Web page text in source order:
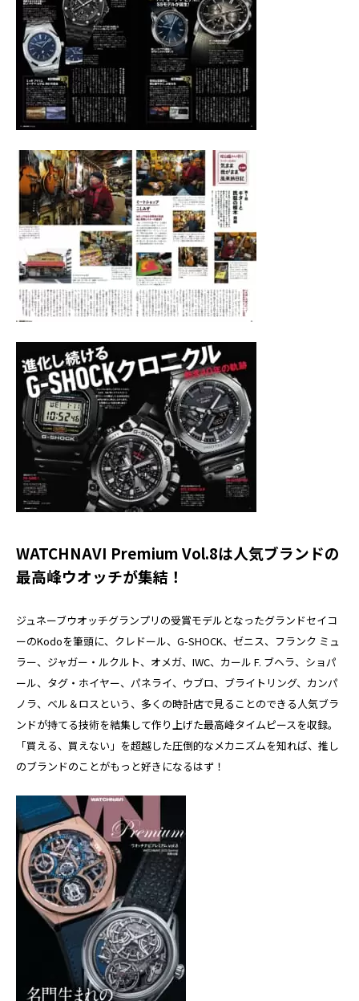
WATCHNAVI Premium Vol.8は人気ブランドの
最高峰ウオッチが集結！
ジュネーブウオッチグランプリの受賞モデルとなったグランドセイコ
ーのKodoを筆頭に、クレドール、G-SHOCK、ゼニス、フランク ミュ
ラー、ジャガー・ルクルト、オメガ、IWC、カール F. ブヘラ、ショパ
ール、タグ・ホイヤー、パネライ、ウブロ、ブライトリング、カンパ
ノラ、ベル＆ロスという、多くの時計店で見ることのできる人気ブラ
ンドが持てる技術を結集して作り上げた最高峰タイムピースを収録。
「買える、買えない」を超越した圧倒的なメカニズムを知れば、推し
のブランドのことがもっと好きになるはず！